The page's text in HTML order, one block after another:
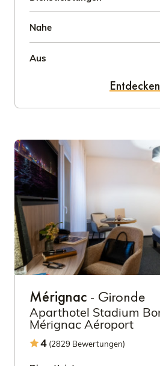
Nahe
Aus
Entdecken
Mérignac - Gironde
Aparthotel Stadium
Mérignac Aéroport
4 (2829 Bewertungen)